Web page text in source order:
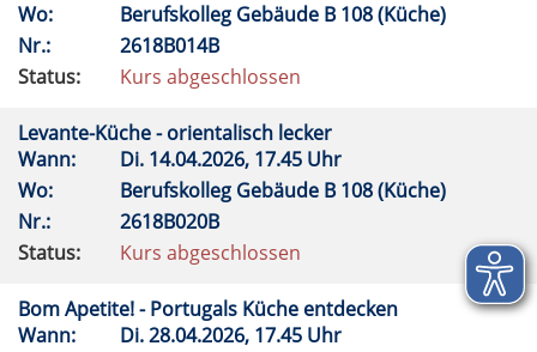
Wo:
Berufskolleg Gebäude B 108 (Küche)
Nr.:
2618B014B
Status:
Kurs abgeschlossen
Levante-Küche - orientalisch lecker
Wann:
Di. 14.04.2026, 17.45 Uhr
Wo:
Berufskolleg Gebäude B 108 (Küche)
Nr.:
2618B020B
Status:
Kurs abgeschlossen
Bom Apetite! - Portugals Küche entdecken
Wann:
Di.28.04.2026, 17.45 Uhr